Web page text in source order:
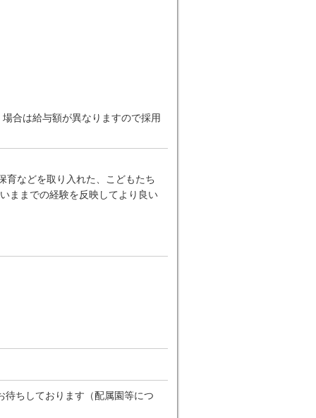
合は給与額が異なりますので採用
育などを取り入れた、こどもたち
ままでの経験を反映してより良い
ちしております（配属園等につ